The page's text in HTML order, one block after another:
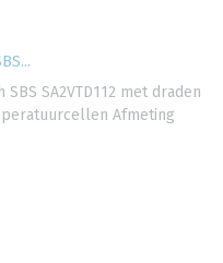
SA2VTD112 met draden
Afmeting